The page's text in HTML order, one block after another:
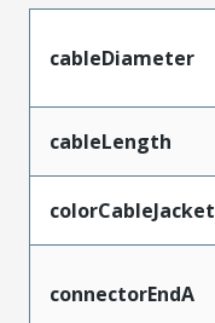
cableDiameter
cableLength
colorCableJacket
connectorEndA